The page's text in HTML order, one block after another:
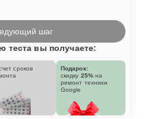
шаг
теста вы получаете:
сроков
Подарок:
скидку 25% на
ремонт техники
Google